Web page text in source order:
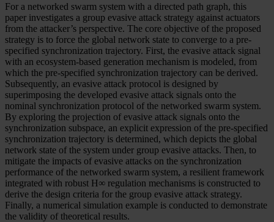
For a networked swarm system with a directed path graph, this
paper investigates a group evasive attack strategy against actuators
from the attacker’s perspective. The core objective of the proposed
strategy is to force the global network state to converge to a pre-
specified synchronization trajectory. First, the evasive attack signal
with an ecosystem-based generation mechanism is modeled, from
which the pre-specified synchronization trajectory can be derived.
Subsequently, an evasive attack protocol is designed by
superimposing the developed evasive attack signals onto the
nominal synchronization protocol of the networked swarm system.
By exploring the projection of evasive attack signals onto the
synchronization subspace, an explicit expression of the pre-specified
synchronization trajectory is determined, which depicts the global
network state of the system under group evasive attacks. Then, to
mitigate the impacts of evasive attacks on the synchronization
performance of the networked swarm system, a resilient framework
integrated with robust H∞ regulation mechanisms is constructed to
derive the design criteria for the group evasive attack strategy.
Finally, a numerical simulation example is conducted to demonstrate
the validity of theoretical results.